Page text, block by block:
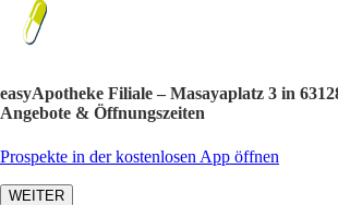
easyApotheke Filiale – Masayaplatz 3 in
Angebote & Öffnungszeiten
Prospekte in der kostenlosen App öffnen
WEITER